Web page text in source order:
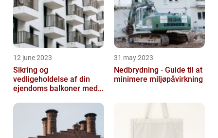
12 june 2023
Sikring og
vedligeholdelse af din
ejendoms balkoner med
31 may 2023
Nedbrydning - Guide til at
minimere miljøpåvirkning